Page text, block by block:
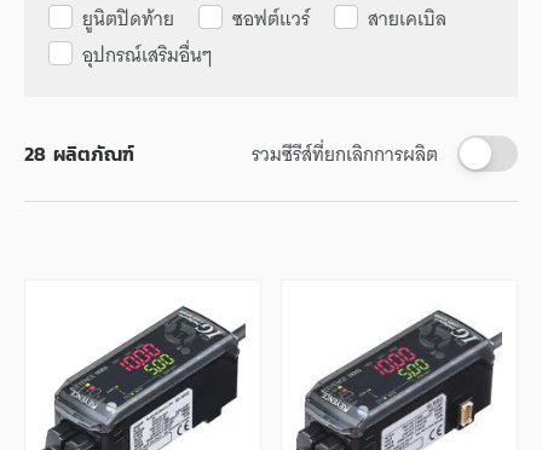
ยูนิตปิดท้าย
ซอฟต์แวร์
สายเคเบิล
อุปกรณ์เสริมอื่นๆ
รวมซีรีส์ที่ยกเลิกการผลิต
28 ผลิตภัณฑ์